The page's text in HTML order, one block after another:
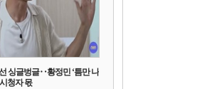
싱글벙글‥황정민 ‘틈만 나
청자 몫